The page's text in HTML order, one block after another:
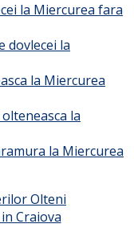
la Miercurea fara
dovlecei la
la Miercurea
la
la Miercurea